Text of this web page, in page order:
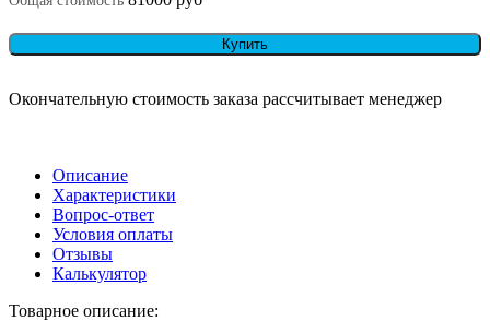
Купить
Окончательную стоимость заказа рассчитывает менеджер
Описание
Характеристики
Вопрос-ответ
Условия оплаты
Отзывы
Калькулятор
Товарное описание: